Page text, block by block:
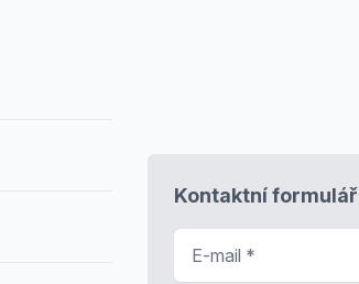
Kontaktní formulář